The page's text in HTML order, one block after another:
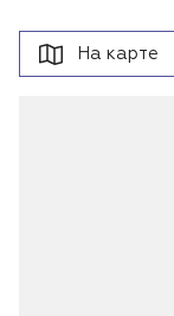
На карте